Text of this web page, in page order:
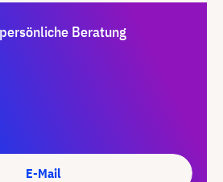
Beratung
E-Mail